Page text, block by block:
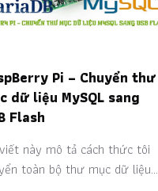
Pi – Chuyển thư
dữ liệu MySQL sang
Flash
này mô tả cách thức tôi
toàn bộ thư mục dữ liệu…